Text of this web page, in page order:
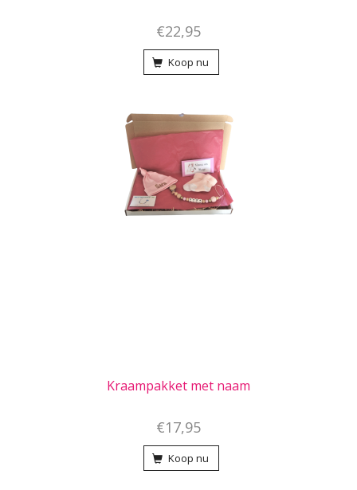
€22,95
Koop nu
Kraampakket met naam
€17,95
Koop nu